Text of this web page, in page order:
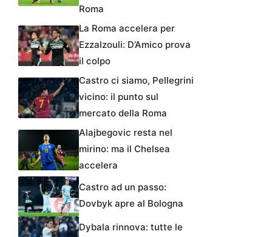
Roma
La Roma accelera per
Ezzalzouli: D’Amico prova
il colpo
Castro ci siamo, Pellegrini
vicino: il punto sul
mercato della Roma
Alajbegovic resta nel
mirino: ma il Chelsea
accelera
Castro ad un passo:
Dovbyk apre al Bologna
Dybala rinnova: tutte le